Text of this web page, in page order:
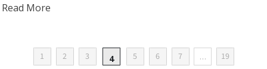
Read MoreRead
POSTS
1 2 3 4 5 6 7 … 19